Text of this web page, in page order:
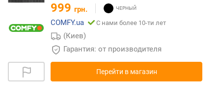
999 грн.
COMFY.ua
С нами более 10-ти лет
(Киев)
Гарантия: от производителя
Перейти в магазин